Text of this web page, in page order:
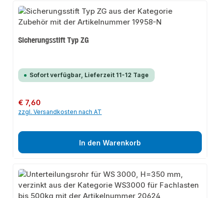
Sicherungsstift Typ ZG
Sofort verfügbar, Lieferzeit 11-12 Tage
Regulärer Preis:
€ 7,60
zzgl. Versandkosten nach AT
In den Warenkorb